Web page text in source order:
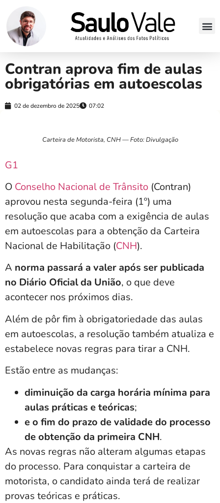
Contran aprova fim de aulas
obrigatórias em autoescolas
02 de dezembro de 2025 07:02
Carteira de Motorista, CNH — Foto: Divulgação
G1
O Conselho Nacional de Trânsito (Contran)
aprovou nesta segunda-feira (1º) uma
resolução que acaba com a exigência de aulas
em autoescolas para a obtenção da Carteira
Nacional de Habilitação (CNH).
A norma passará a valer após ser publicada
no Diário Oficial da União, o que deve
acontecer nos próximos dias.
Além de pôr fim à obrigatoriedade das aulas
em autoescolas, a resolução também atualiza e
estabelece novas regras para tirar a CNH.
Estão entre as mudanças:
diminuição da carga horária mínima para
aulas práticas e teóricas;
e o fim do prazo de validade do processo
de obtenção da primeira CNH.
As novas regras não alteram algumas etapas
do processo. Para conquistar a carteira de
motorista, o candidato ainda terá de realizar
provas teóricas e práticas.